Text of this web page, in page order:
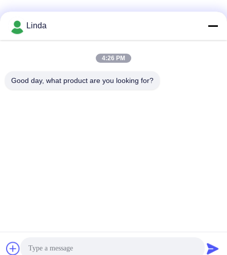
Wszystkie. Prawa zastrzeżone.
Linda
4:26 PM
Good day, what product are you looking for?